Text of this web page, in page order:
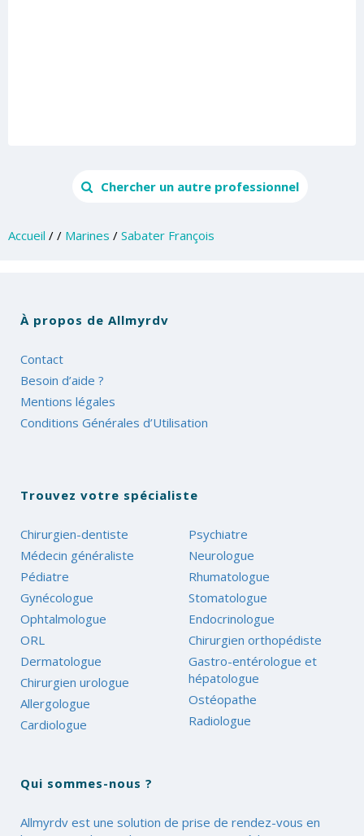
Chercher un autre professionnel
Accueil / / Marines / Sabater François
À propos de Allmyrdv
Contact
Besoin d’aide ?
Mentions légales
Conditions Générales d’Utilisation
Trouvez votre spécialiste
Chirurgien-dentiste
Médecin généraliste
Pédiatre
Gynécologue
Ophtalmologue
ORL
Dermatologue
Chirurgien urologue
Allergologue
Cardiologue
Psychiatre
Neurologue
Rhumatologue
Stomatologue
Endocrinologue
Chirurgien orthopédiste
Gastro-entérologue et
hépatologue
Ostéopathe
Radiologue
Qui sommes-nous ?
Allmyrdv est une solution de prise de rendez-vous en